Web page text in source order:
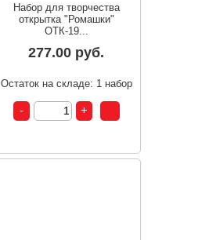
Набор для творчества
открытка "Ромашки"
ОТК-19...
277.00 руб.
Остаток на складе: 1 набор